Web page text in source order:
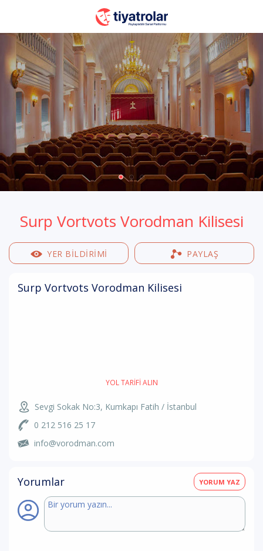
Surp Vortvots Vorodman Kilisesi
YER BILDIRIMI PAYLAŞ
Surp Vortvots Vorodman Kilisesi
YOL TARIFI ALIN
Sevgi Sokak No:3, Kumkapı Fatih / İstanbul
0 212 516 25 17
info@vorodman.com
Yorumlar YORUM YAZ